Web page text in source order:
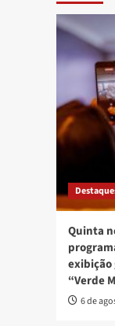
Quinta
“Verde
6 de